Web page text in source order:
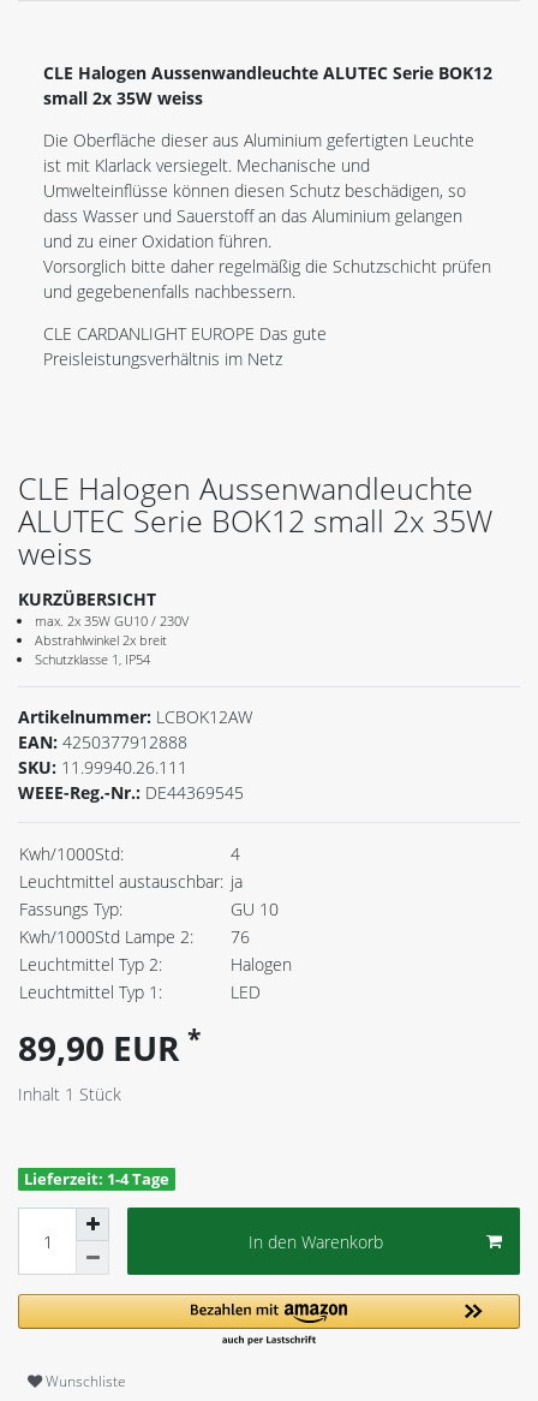
CLE Halogen Aussenwandleuchte ALUTEC Serie BOK12
small 2x 35W weiss
Die Oberfläche dieser aus Aluminium gefertigten Leuchte
ist mit Klarlack versiegelt. Mechanische und
Umwelteinflüsse können diesen Schutz beschädigen, so
dass Wasser und Sauerstoff an das Aluminium gelangen
und zu einer Oxidation führen.
Vorsorglich bitte daher regelmäßig die Schutzschicht prüfen
und gegebenenfalls nachbessern.
CLE CARDANLIGHT EUROPE Das gute
Preisleistungsverhältnis im Netz
CLE Halogen Aussenwandleuchte
ALUTEC Serie BOK12 small 2x 35W
weiss
KURZÜBERSICHT
max. 2x 35W GU10 / 230V
Abstrahlwinkel 2x breit
Schutzklasse 1, IP54
Artikelnummer: LCBOK12AW
EAN: 4250377912888
SKU: 11.99940.26.111
WEEE-Reg.-Nr.: DE44369545
Kwh/1000Std:
4
Leuchtmittel austauschbar: ja
Fassungs Typ:
GU 10
Kwh/1000Std Lampe 2:
76
Leuchtmittel Typ 2:
Halogen
Leuchtmittel Typ 1:
LED
89,90 EUR *
Inhalt 1 Stück
Lieferzeit: 1-4 Tage
In den Warenkorb
Wunschliste